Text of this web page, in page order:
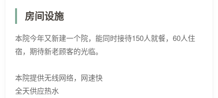
房间设施
本院今年又新建一个院，能同时接待150人就餐，60人住
宿，期待新老顾客的光临。
本院提供无线网络，网速快
全天供应热水